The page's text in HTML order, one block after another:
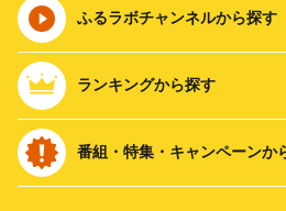
ふるラボチャンネルから探す
ランキングから探す
番組・特集・キャンペーンか